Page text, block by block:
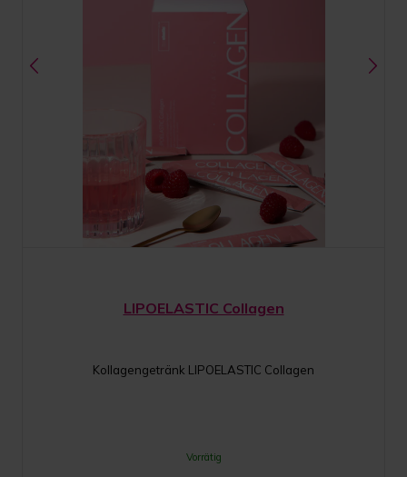
LIPOELASTIC Collagen
Kollagengetränk LIPOELASTIC Collagen
Vorrätig